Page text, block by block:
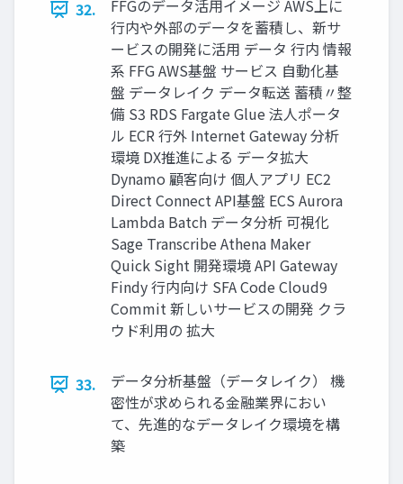
32.
FFGのデータ活用イメージ AWS上に
行内や外部のデータを蓄積し、新サ
ービスの開発に活用 データ 行内 情報
系 FFG AWS基盤 サービス 自動化基
盤 データレイク データ転送 蓄積〃整
備 S3 RDS Fargate Glue 法人ポータ
ル ECR 行外 Internet Gateway 分析
環境 DX推進による データ拡大
Dynamo 顧客向け 個人アプリ EC2
Direct Connect API基盤 ECS Aurora
Lambda Batch データ分析 可視化
Sage Transcribe Athena Maker
Quick Sight 開発環境 API Gateway
Findy 行内向け SFA Code Cloud9
Commit 新しいサービスの開発 クラ
ウド利用の 拡大
33.
データ分析基盤（データレイク） 機
密性が求められる金融業界におい
て、先進的なデータレイク環境を構
築